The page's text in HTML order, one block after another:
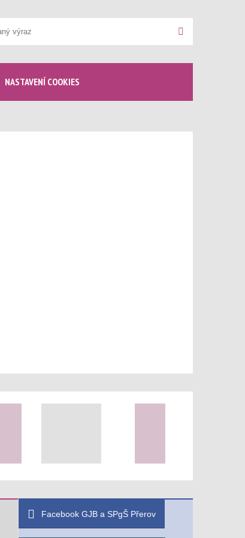
Hledat
NASTAVENÍ COOKIES
Facebook GJB a SPgŠ Přerov